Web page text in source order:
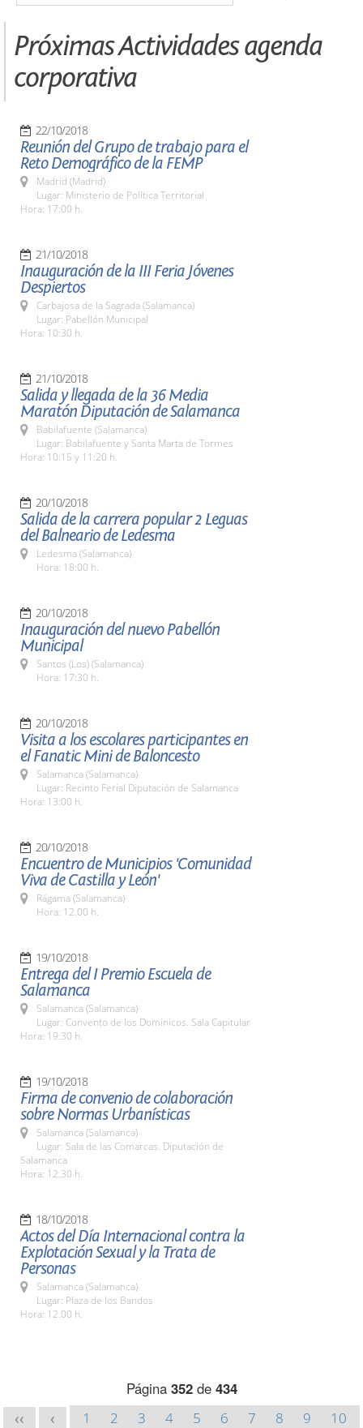
Próximas Actividades agenda
corporativa
22/10/2018
Reunión del Grupo de trabajo para el
Reto Demográfico de la FEMP
Madrid (Madrid)
Lugar: Ministerio de Política Territorial
Hora: 17:00 h.
21/10/2018
Inauguración de la III Feria Jóvenes
Despiertos
Carbajosa de la Sagrada (Salamanca)
Lugar: Pabellón Municipal
Hora: 10:30 h.
21/10/2018
Salida y llegada de la 36 Media
Maratón Diputación de Salamanca
Babilafuente (Salamanca)
Lugar: Babilafuente y Santa Marta de Tormes
Hora: 10:15 y 11:20 h.
20/10/2018
Salida de la carrera popular 2 Leguas
del Balneario de Ledesma
Ledesma (Salamanca)
Hora: 18:00 h.
20/10/2018
Inauguración del nuevo Pabellón
Municipal
Santos (Los) (Salamanca)
Hora: 17:30 h.
20/10/2018
Visita a los escolares participantes en
el Fanatic Mini de Baloncesto
Salamanca (Salamanca)
Lugar: Recinto Ferial Diputación de Salamanca
Hora: 13:00 h.
20/10/2018
Encuentro de Municipios 'Comunidad
Viva de Castilla y León'
Rágama (Salamanca)
Hora: 12.00 h.
19/10/2018
Entrega del I Premio Escuela de
Salamanca
Salamanca (Salamanca)
Lugar: Convento de los Dominicos. Sala Capitular
Hora: 19:30 h.
19/10/2018
Firma de convenio de colaboración
sobre Normas Urbanísticas
Salamanca (Salamanca)
Lugar: Sala de las Comarcas. Diputación de
Salamanca
Hora: 12:30 h.
18/10/2018
Actos del Día Internacional contra la
Explotación Sexual y la Trata de
Personas
Salamanca (Salamanca)
Lugar: Plaza de los Bandos
Hora: 12.00 h.
Página 352de 434
<< < 1 2 3 4 5 6 7 8 9
10